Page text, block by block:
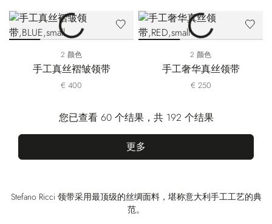
2 颜色
手工真丝褶皱领带
€ 400
2 颜色
手工奢华真丝领带
€ 250
您已查看 60 个结果，共 192 个结果
更多
Stefano Ricci 领带采用最顶级的丝绸面料，堪称意大利手工工艺的典
范。